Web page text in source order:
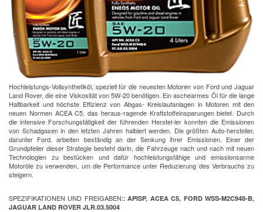
Hochleistungs-Vollsynthetiköl, speziell für die neuesten Motoren von Ford und Jaguar
Land Rover, die eine Viskosität von 5W-20 benötigen. Ein aschearmes Öl für die lange
Haltbarkeit und höchste Effizienz von Abgas- Kreislaufanlagen in Motoren mit den
neuen Normen ACEA C5, das heraus-ragende Kraftstoffeinsparungen bietet. Durch
die intensive Forschungstätigkeit der führenden Herstel-ler konnten die Emissionen
von Schadgasen in den letzten Jahren halbiert werden. Die größten Auto-hersteller,
darunter Ford, arbeiten beständig an der Senkung ihrer Emissionen. Einer der
Grundpfeiler dieser Strategie besteht darin, die Fahrzeuge nach und nach mit neuen
Technologien zu bestücken und dafür hochleistungsfähige und emissionsarme
Motoröle zu verwenden, um die Performance unter Reduzierung des Verbrauchs zu
steigern.
SPEZIFIKATIONEN UND FREIGABEN:: APISP, ACEA C5, FORD WSS-M2C948-B,
JAGUAR LAND ROVER JLR.03.5004